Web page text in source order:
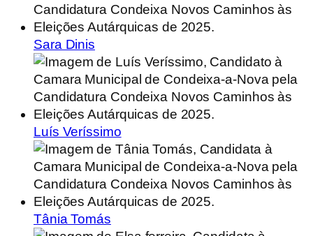
Sara Dinis
Luís Veríssimo
Tânia Tomás